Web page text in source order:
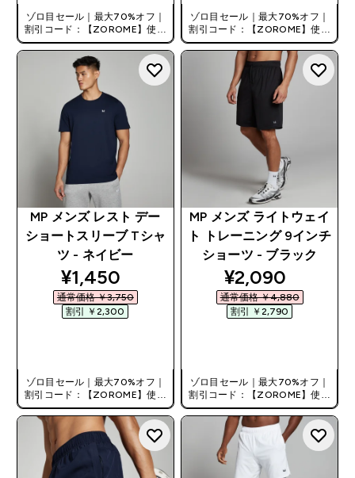
ゾロ目セール｜最大70%オフ｜
割引コード：【ZOROME】使用
で追加10%オフ！
ゾロ目セール｜最大70%オフ｜
割引コード：【ZOROME】使用
で追加10%オフ！
MP メンズ レスト デー
ショートスリーブ Tシャ
ツ - ネイビー
discounted price
¥1,450‎
通常価格 ￥3,750‎
割引 ￥2,300‎
ゾロ目セール｜最大70%オフ｜
割引コード：【ZOROME】使用
で追加10%オフ！
MP メンズ ライトウェイ
ト トレーニング 9インチ
ショーツ - ブラック
discounted
¥2,090‎
通常価格 ￥4,880‎
割引 ￥2,790‎
ゾロ目セール｜最大70%オフ｜
割引コード：【ZOROME】使用
で追加10%オフ！